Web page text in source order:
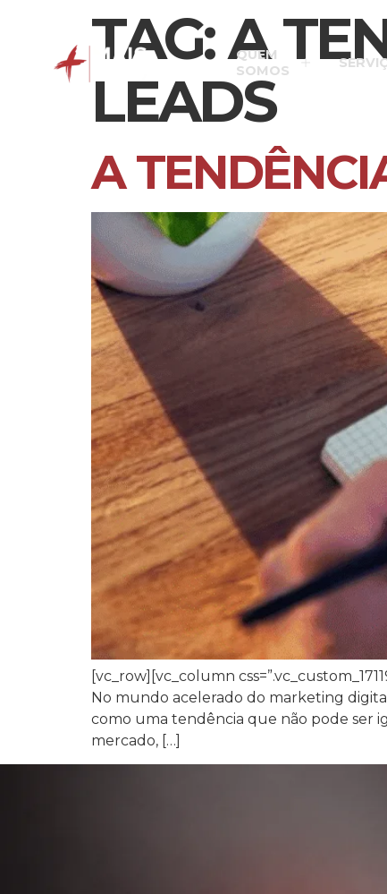
QUEM
SOMOS
TAG:A
LEADS
A
[vc_row][vc_column
No mundo acelerado do marketing
como uma tendência que não pode ser
mercado, […]